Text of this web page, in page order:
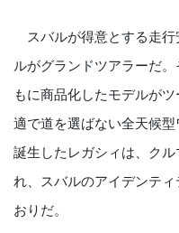
スバルが得意とする走行
ルがグランドツアラーだ
もに商品化したモデルが
適で道を選ばない全天候
誕生したレガシィは、ク
れ、スバルのアイデンテ
おりだ。